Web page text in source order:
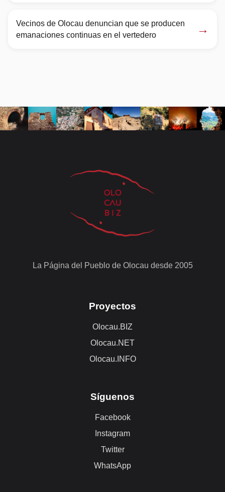
Vecinos de Olocau denuncian que se producen
emanaciones continuas en el vertedero
→
La Página del Pueblo de Olocau desde 2005
Proyectos
Olocau.BIZ
Olocau.NET
Olocau.INFO
Síguenos
Facebook
Instagram
Twitter
WhatsApp